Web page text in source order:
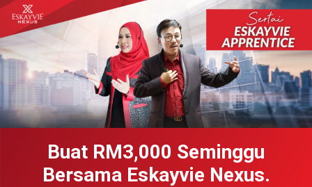
Buat RM3,000 Seminggu
Bersama Eskayvie Nexus.